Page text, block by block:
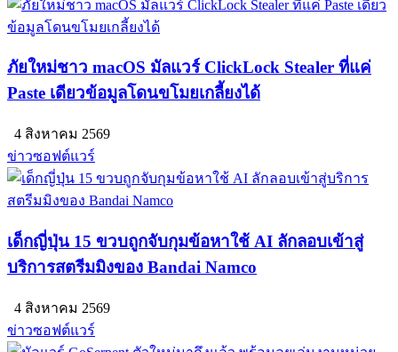
ภัยใหม่ชาว macOS มัลแวร์ ClickLock Stealer ที่แค่
Paste เดียวข้อมูลโดนขโมยเกลี้ยงได้
4 สิงหาคม 2569
ข่าวซอฟต์แวร์
เด็กญี่ปุ่น 15 ขวบถูกจับกุมข้อหาใช้ AI ลักลอบเข้าสู่
บริการสตรีมมิงของ Bandai Namco
4 สิงหาคม 2569
ข่าวซอฟต์แวร์